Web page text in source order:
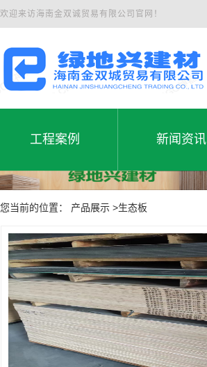
欢迎来访海南金双诚贸易有限公司官网！
工程案例
工程案例
工程案例
新闻资讯
公司新闻
常见问题
您当前的位置： 产品展示 >生态板